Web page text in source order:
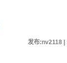
发布:nv2118 |